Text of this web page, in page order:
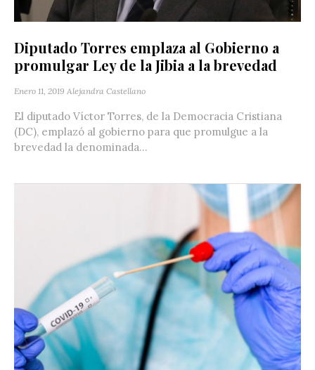
Diputado Torres emplaza al Gobierno a
promulgar Ley de la Jibia a la brevedad
Enero 11, 2019 Alejandra Castellano
El diputado Víctor Torres, de la Democracia Cristiana
(DC), emplazó al gobierno para que promulgue a la
brevedad la denominada...